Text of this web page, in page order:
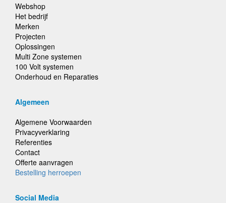
Webshop
Het bedrijf
Merken
Projecten
Oplossingen
Multi Zone systemen
100 Volt systemen
Onderhoud en Reparaties
Algemeen
Algemene Voorwaarden
Privacyverklaring
Referenties
Contact
Offerte aanvragen
Bestelling herroepen
Social Media